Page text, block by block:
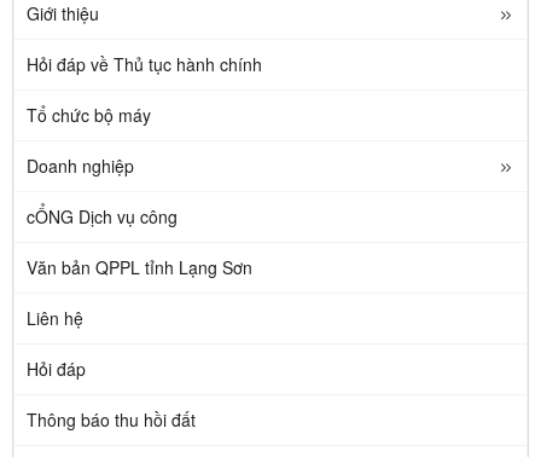
Giới thiệu
Hỏi đáp về Thủ tục hành chính
Tổ chức bộ máy
Doanh nghiệp
cỔNG Dịch vụ công
Văn bản QPPL tỉnh Lạng Sơn
Liên hệ
Hỏi đáp
Thông báo thu hồi đất